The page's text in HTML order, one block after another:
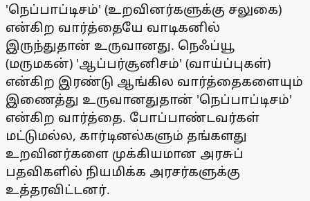
'நெப்பாப்டிசம்' (உறவினர்களுக்கு சலுகை)
என்கிற வார்த்தையே வாடிகனில்
இருந்துதான் உருவானது. நெஃப்யூ
(மருமகன்) 'ஆப்பர்சூனிசம்' (வாய்ப்புகள்)
என்கிற இரண்டு ஆங்கில வார்த்தைகளையும்
இணைத்து உருவானதுதான் 'நெப்பாப்டிசம்'
என்கிற வார்த்தை. போப்பாண்டவர்கள்
மட்டுமல்ல, கார்டினல்களும் தங்களது
உறவினர்களை முக்கியமான அரசுப்
பதவிகளில் நியமிக்க அரசர்களுக்கு
உத்தரவிட்டனர்.